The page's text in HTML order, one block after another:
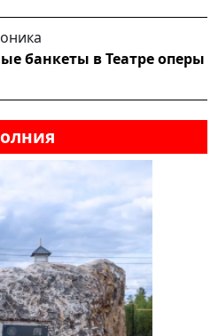
банкеты в Театре оперы